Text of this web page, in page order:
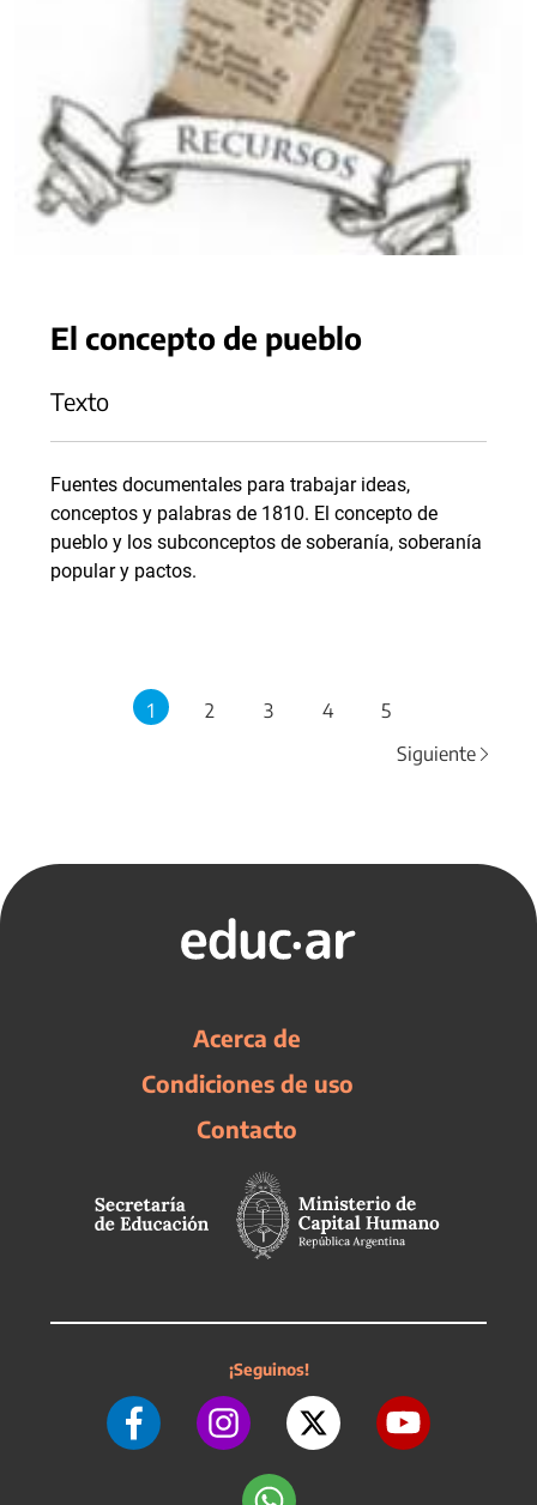
El concepto de pueblo
Texto
Fuentes documentales para trabajar ideas,
conceptos y palabras de 1810. El concepto de
pueblo y los subconceptos de soberanía, soberanía
popular y pactos.
1 2 3 4
5
Siguiente
Acerca de
Condiciones de uso
Contacto
¡Seguinos!